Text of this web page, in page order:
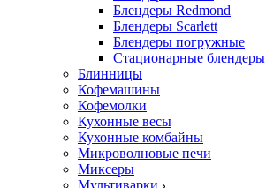
Блендеры Redmond
Блендеры Scarlett
Блендеры погружные
Стационарные блендеры
Блинницы
Кофемашины
Кофемолки
Кухонные весы
Кухонные комбайны
Микроволновые печи
Миксеры
Мультиварки